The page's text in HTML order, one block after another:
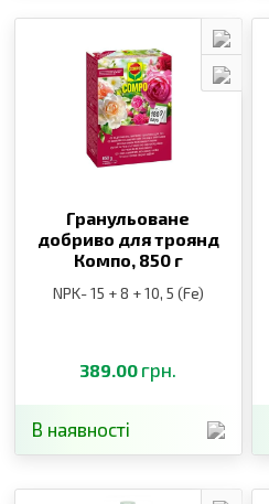
Гранульоване
добриво для троянд
Компо, 850 г
NPK- 15 + 8 + 10, 5 (Fe)
389.00 грн.
В наявності